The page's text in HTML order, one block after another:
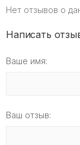
Нет отзывов о
Написать
Ваше имя:
Ваш отзыв: